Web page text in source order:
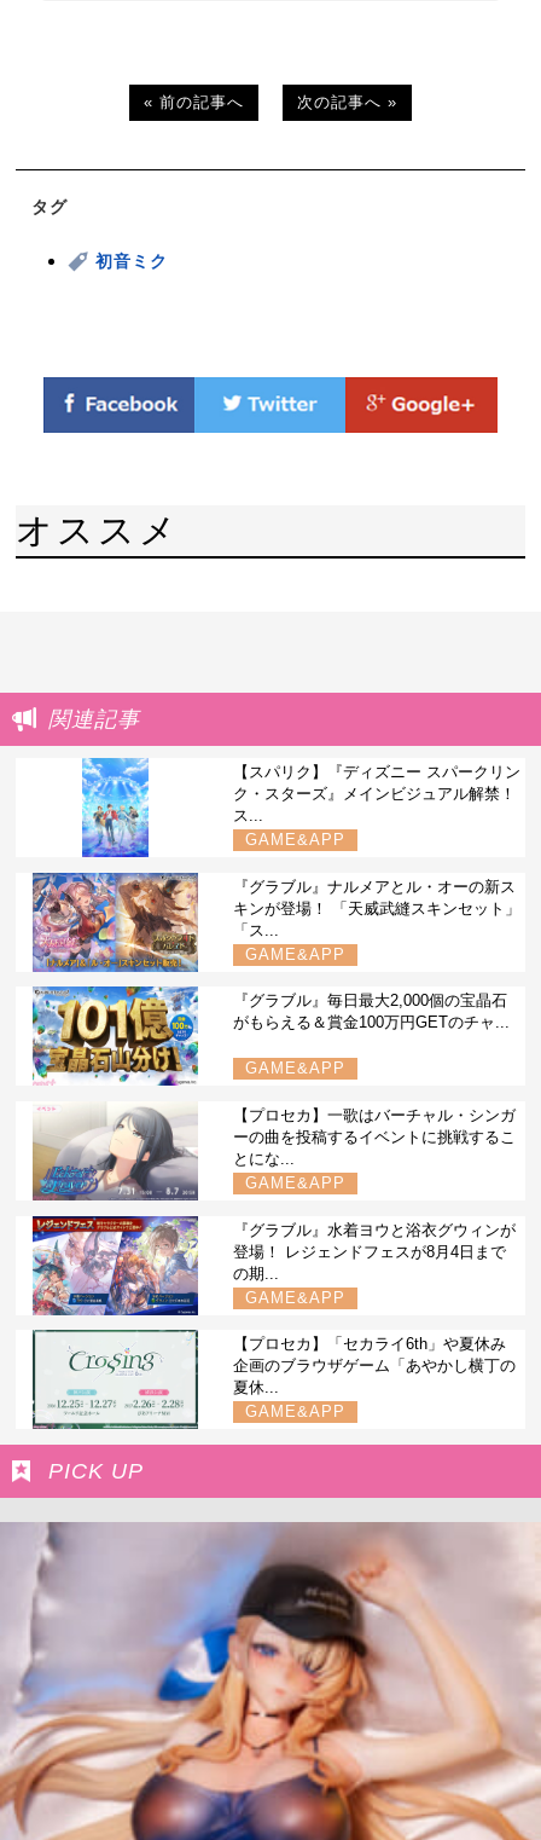
« 前の記事へ 次の記事へ »
タグ
初音ミク
オススメ
関連記事
【スパリク】『ディズニー スパークリン
ク・スターズ』メインビジュアル解禁！
ス...
GAME&APP
『グラブル』ナルメアとル・オーの新ス
キンが登場！ 「天威武縫スキンセット」
「ス...
GAME&APP
『グラブル』毎日最大2,000個の宝晶石
がもらえる＆賞金100万円GETのチャ...
GAME&APP
【プロセカ】一歌はバーチャル・シンガ
ーの曲を投稿するイベントに挑戦するこ
とにな...
GAME&APP
『グラブル』水着ヨウと浴衣グウィンが
登場！ レジェンドフェスが8月4日まで
の期...
GAME&APP
【プロセカ】「セカライ6th」や夏休み
企画のブラウザゲーム「あやかし横丁の
夏休...
GAME&APP
PICK UP